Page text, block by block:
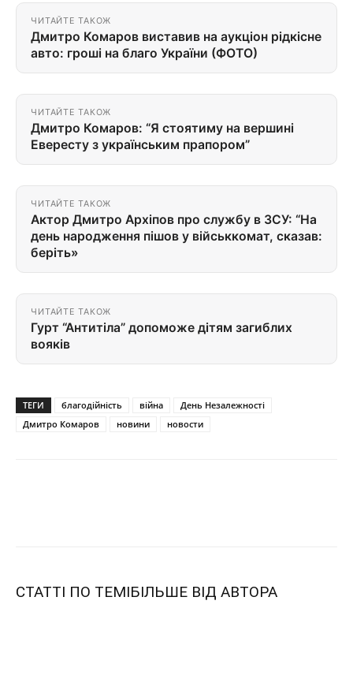
ЧИТАЙТЕ ТАКОЖ
Дмитро Комаров виставив на аукціон рідкісне
авто: гроші на благо України (ФОТО)
ЧИТАЙТЕ ТАКОЖ
Дмитро Комаров: “Я стоятиму на вершині
Евересту з українським прапором”
ЧИТАЙТЕ ТАКОЖ
Актор Дмитро Архіпов про службу в ЗСУ: “На
день народження пішов у військкомат, сказав:
беріть»
ЧИТАЙТЕ ТАКОЖ
Гурт “Антитіла” допоможе дітям загиблих
вояків
ТЕГИ благодійність війна
День Незалежності
Дмитро Комаров
новини новости
СТАТТІ ПО ТЕМІБІЛЬШЕ ВІД АВТОРА